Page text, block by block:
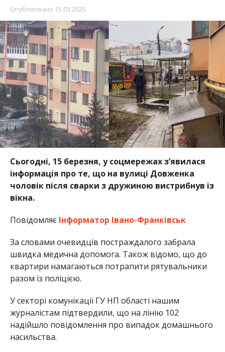
Опубліковано 15.03.2025
Сьогодні, 15 березня, у соцмережах з’явилася
інформація про те, що на вулиці Довженка
чоловік після сварки з дружиною вистрибнув із
вікна.
ПовідомляєІнформатор Івано-Франківськ
За словами очевидців постраждалого забрала
швидка медична допомога. Також відомо, що до
квартири намагаються потрапити рятувальники
разом із поліцією.
У секторі комунікації ГУ НП області нашим
журналістам підтвердили, що на лінію 102
надійшло повідомлення про випадок домашнього
насильства.